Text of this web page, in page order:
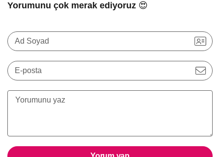
Yorumunu çok merak ediyoruz 😍
Ad Soyad
E-posta